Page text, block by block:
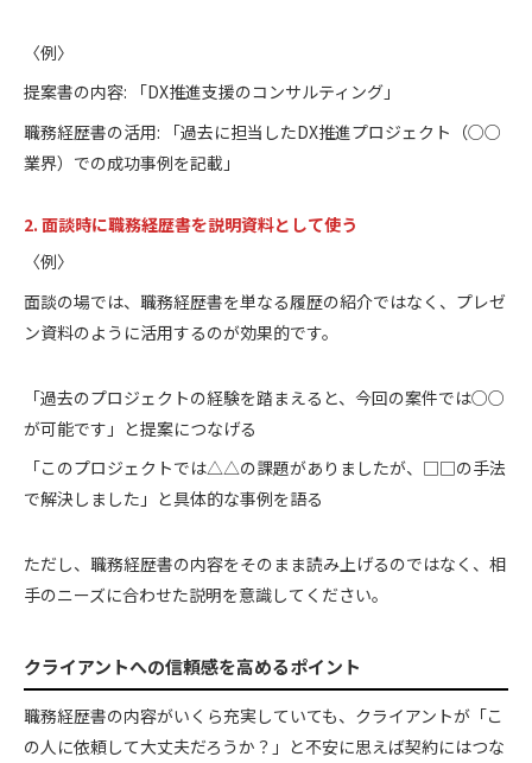
〈例〉
提案書の内容: 「DX推進支援のコンサルティング」
職務経歴書の活用: 「過去に担当したDX推進プロジェクト（○○
業界）での成功事例を記載」
2. 面談時に職務経歴書を説明資料として使う
〈例〉
面談の場では、職務経歴書を単なる履歴の紹介ではなく、プレゼ
ン資料のように活用するのが効果的です。
「過去のプロジェクトの経験を踏まえると、今回の案件では○○
が可能です」と提案につなげる
「このプロジェクトでは△△の課題がありましたが、□□の手法
で解決しました」と具体的な事例を語る
ただし、職務経歴書の内容をそのまま読み上げるのではなく、相
手のニーズに合わせた説明を意識してください。
クライアントへの信頼感を高めるポイント
職務経歴書の内容がいくら充実していても、クライアントが「こ
の人に依頼して大丈夫だろうか？」と不安に思えば契約にはつな